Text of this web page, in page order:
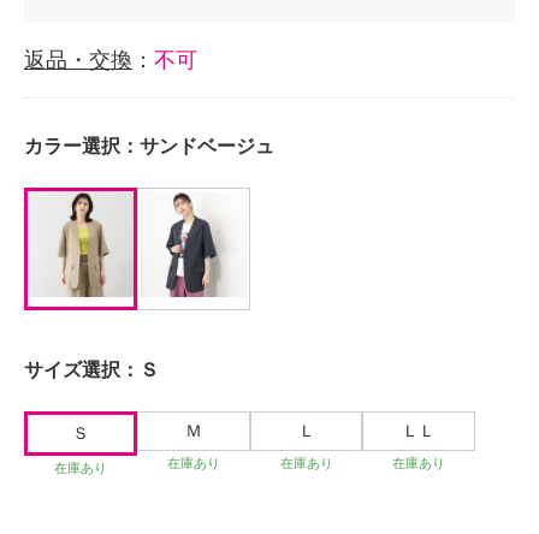
返品・交換 ： 不可
カラー選択： サンドベージュ
サイズ選択： Ｓ
Ｓ
在庫あり
Ｍ
在庫あり
Ｌ
在庫あり
ＬＬ
在庫あり